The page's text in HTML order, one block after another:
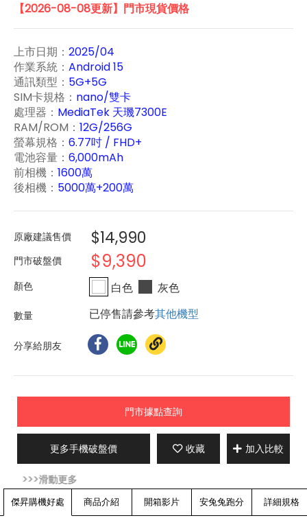
【2026-08-08更新】門市現貨價格
上市日期： 2025/04
作業系統： Android 15
通訊類型： 5G+5G
SIM卡規格： nano/雙卡
處理器： MediaTek 天璣7300E
RAM/ROM： 12G/256G
螢幕規格： 6.77吋 / FHD+
電池容量： 6,000mAh
前相機： 1600萬
後相機： 5000萬+200萬
原廠建議售價 $14,990
門市破盤價 $9,390
白色
灰色
已停售請參考其他機型
分享給朋友
門市據點查詢
更多手機破盤價 收藏 加入比較
傑昇購機好處 商品介紹 開箱影片 安兔兔跑分 詳細規格